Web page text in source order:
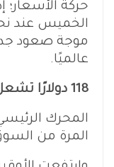
موجة صعود
عالميًا.
118 دولارًا تشعل أسعار الذهب عالميًا
المحرك
المرة من